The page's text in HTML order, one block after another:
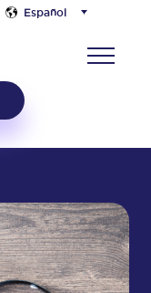
Español